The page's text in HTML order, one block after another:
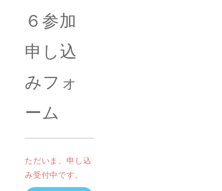
６参加
申し込
みフォ
ーム
ただいま、申し込
み受付中です。